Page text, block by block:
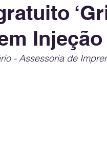
States Policy Public Policy
International Relations
Injeção
- Assessoria de